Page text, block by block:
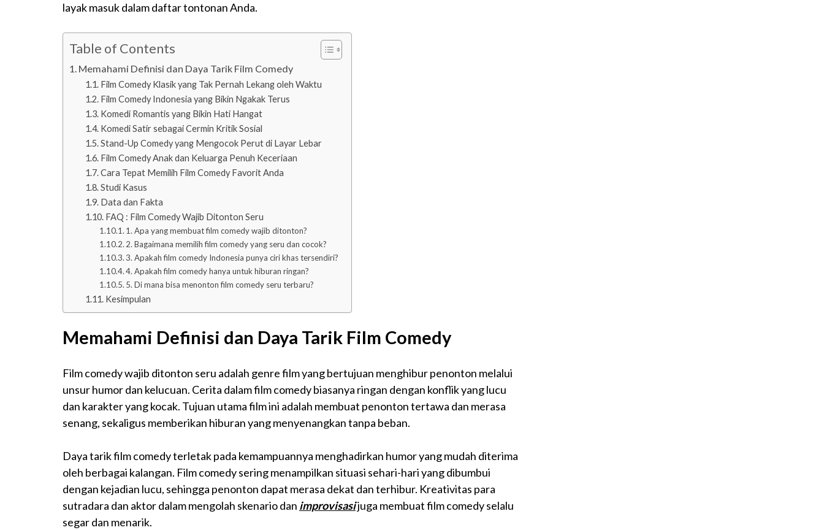
layak masuk dalam daftar tontonan Anda.
Table of Contents
Memahami Definisi dan Daya Tarik Film Comedy
Film Comedy Klasik yang Tak Pernah Lekang oleh Waktu
Film Comedy Indonesia yang Bikin Ngakak Terus
Komedi Romantis yang Bikin Hati Hangat
Komedi Satir sebagai Cermin Kritik Sosial
Stand-Up Comedy yang Mengocok Perut di Layar Lebar
Film Comedy Anak dan Keluarga Penuh Keceriaan
Cara Tepat Memilih Film Comedy Favorit Anda
Studi Kasus
Data dan Fakta
FAQ : Film Comedy Wajib Ditonton Seru
1. Apa yang membuat film comedy wajib ditonton?
2. Bagaimana memilih film comedy yang seru dan cocok?
3. Apakah film comedy Indonesia punya ciri khas tersendiri?
4. Apakah film comedy hanya untuk hiburan ringan?
5. Di mana bisa menonton film comedy seru terbaru?
Kesimpulan
Memahami Definisi dan Daya Tarik Film Comedy
Film comedywajib ditonton seru adalah genre film yang bertujuan menghibur penonton melalui
unsur humor dan kelucuan. Cerita dalam film comedy biasanya ringan dengan konflik yang lucu
dan karakter yang kocak. Tujuan utama film ini adalah membuat penonton tertawa dan merasa
senang, sekaligus memberikan hiburan yang menyenangkan tanpa beban.
Daya tarik film comedy terletak pada kemampuannya menghadirkan humor yang mudah diterima
oleh berbagai kalangan. Film comedy sering menampilkan situasi sehari-hari yang dibumbui
dengan kejadian lucu, sehingga penonton dapat merasa dekat dan terhibur. Kreativitas para
sutradara dan aktor dalam mengolah skenario dan improvisasijuga membuat film comedy selalu
segar dan menarik.